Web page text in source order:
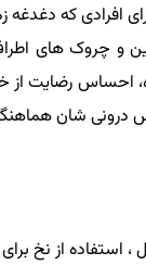
افرادی که دغدغه
و چروک های
احساس رضایت
شان
از نخ